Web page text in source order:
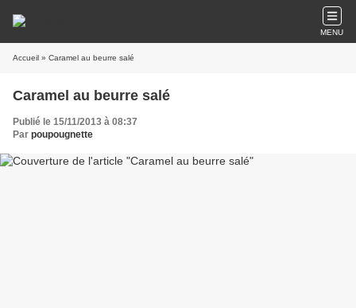
MENU
Accueil » Caramel au beurre salé
Caramel au beurre salé
Publié le 15/11/2013 à 08:37
Par poupougnette